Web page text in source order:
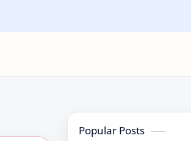
Popular Posts